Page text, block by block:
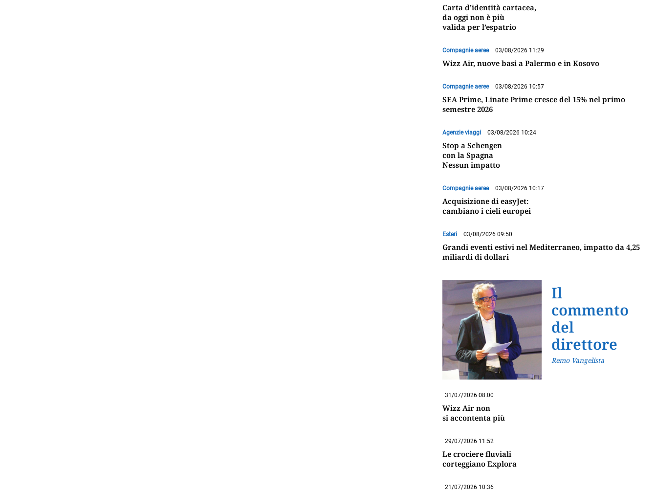
Carta d’identità cartacea,
da oggi non è più
valida per l’espatrio
Compagnie aeree 03/08/2026 11:29
Wizz Air, nuove basi a Palermo e in Kosovo
Compagnie aeree 03/08/2026 10:57
SEA Prime, Linate Prime cresce del 15% nel primo
semestre 2026
Agenzie viaggi 03/08/2026 10:24
Stop a Schengen
con la Spagna
Nessun impatto
Compagnie aeree 03/08/2026 10:17
Acquisizione di easyJet:
cambiano i cieli europei
Esteri 03/08/2026 09:50
Grandi eventi estivi nel Mediterraneo, impatto da 4,25
miliardi di dollari
Il
commento
del
direttore
Remo Vangelista
31/07/2026 08:00
Wizz Air non
si accontenta più
29/07/2026 11:52
Le crociere fluviali
corteggiano Explora
21/07/2026 10:36